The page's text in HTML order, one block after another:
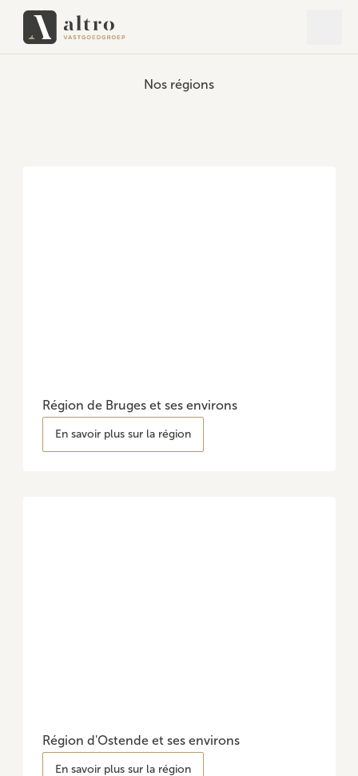
Nos régions
Région de Bruges et ses environs
En savoir plus sur la région
Région d'Ostende et ses environs
En savoir plus sur la région